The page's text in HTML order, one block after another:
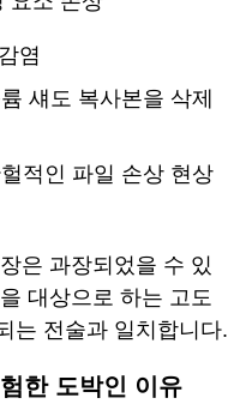
염
섀도 복사본을 삭제
적인 파일 손상 현상
은 과장되었을 수 있
대상으로 하는 고도
는 전술과 일치합니다.
한 도박인 이유